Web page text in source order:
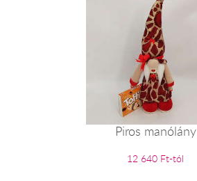
Piros manólány
12 640 Ft-tól